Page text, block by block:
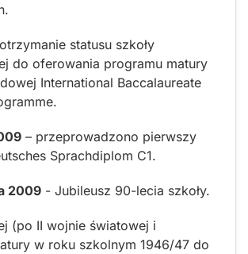
statusu szkoły
do oferowania programu matury
International Baccalaureate
– przeprowadzono pierwszy
Sprachdiplom C1.
2009 - Jubileusz 90-lecia szkoły.
(po II wojnie światowej i
w roku szkolnym 1946/47 do